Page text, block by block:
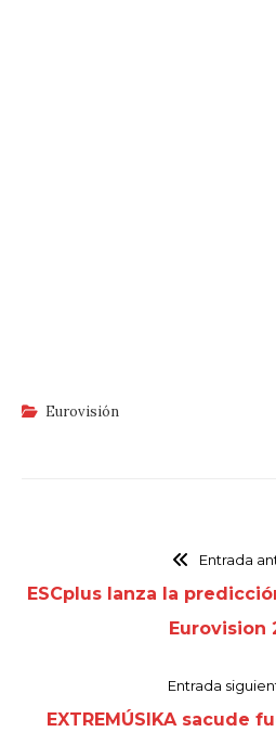
Eurovisión
Entrada
ESCplus lanza la
Eurovision
Entrada
EXTREMÚSIKA sacude